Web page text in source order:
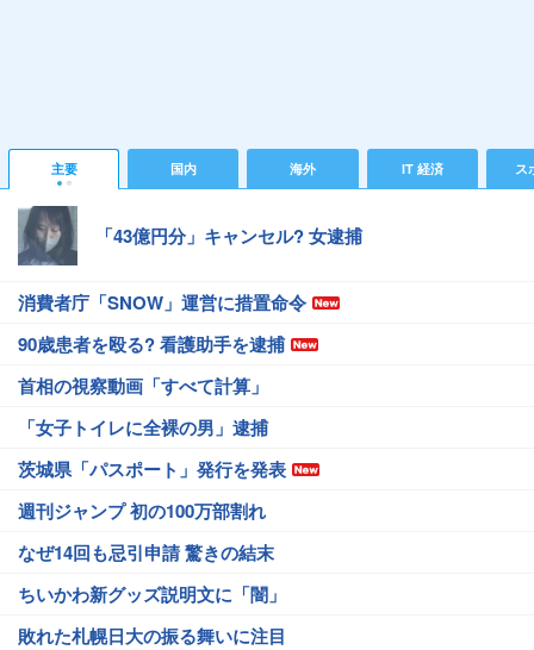
主要 国内 海外 IT 経済 ス
「43億円分」キャンセル? 女逮捕
消費者庁「SNOW」運営に措置命令
90歳患者を殴る? 看護助手を逮捕
首相の視察動画「すべて計算」
「女子トイレに全裸の男」逮捕
茨城県「パスポート」発行を発表
週刊ジャンプ 初の100万部割れ
なぜ14回も忌引申請 驚きの結末
ちいかわ新グッズ説明文に「闇」
敗れた札幌日大の振る舞いに注目